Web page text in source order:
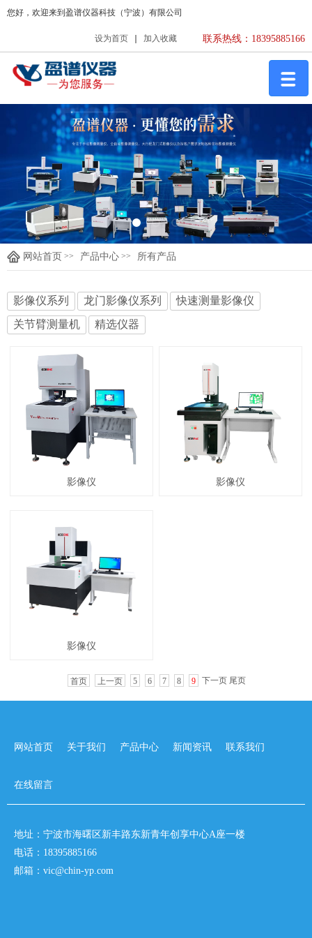
您好，欢迎来到盈谱仪器科技（宁波）有限公司
设为首页 加入收藏 联系热线：18395885166
网站首页 >> 产品中心 >> 所有产品
影像仪系列 龙门影像仪系列
快速测量影像仪
关节臂测量机
精选仪器
影像仪 影像仪
影像仪
首页 上一页 5 6 7 8 9 下一页 尾页
网站首页 关于我们 产品中心 新闻资讯 联系我们
在线留言
地址：宁波市海曙区新丰路东新青年创享中心A座一楼
电话：18395885166
邮箱：vic@chin-yp.com